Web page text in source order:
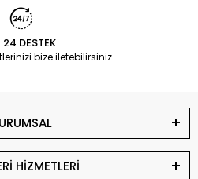
DESTEK
bize iletebilirsiniz.
HİZMETLERİ